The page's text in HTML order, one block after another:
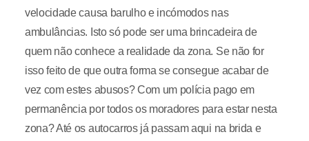
velocidade causa barulho e incómodos nas
ambulâncias. Isto só pode ser uma brincadeira de
quem não conhece a realidade da zona. Se não for
isso feito de que outra forma se consegue acabar de
vez com estes abusos? Com um polícia pago em
permanência por todos os moradores para estar nesta
zona? Até os autocarros já passam aqui na brida e